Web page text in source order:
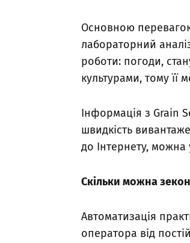
Основною
лабораторний
роботи: погоди,
культурами, тому її
Інформація з Grain
швидкість
до Інтернету,
Скільки можна
Автоматизація
оператора від